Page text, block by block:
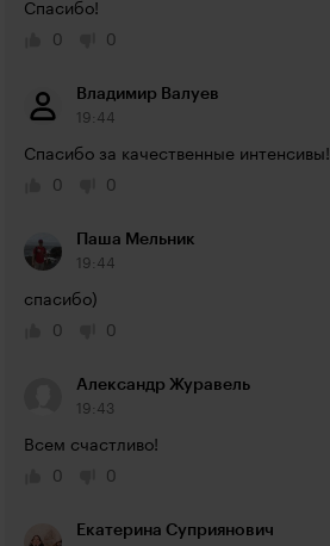
Спасибо!
0
0
Владимир Валуев
19:44
Спасибо за качественные интенсивы!
0
0
Паша Мельник
19:44
спасибо)
0
0
Александр Журавель
19:43
Всем счастливо!
0
0
Екатерина Суприянович